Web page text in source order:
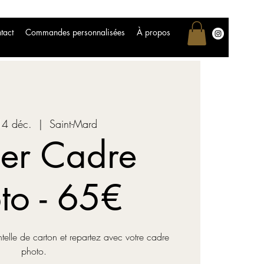
Commandes personnalisées À propos
déc.
  |
Saint-Mard
Cadre
- 65€
de carton et repartez avec votre cadre
photo.